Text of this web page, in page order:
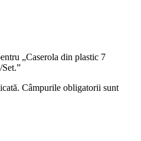
„Caserola din plastic 7
Câmpurile obligatorii sunt